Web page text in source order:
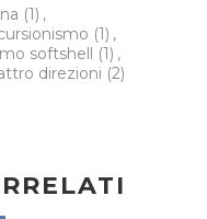
(1) ,
(1) ,
softshell (1) ,
direzioni (2)